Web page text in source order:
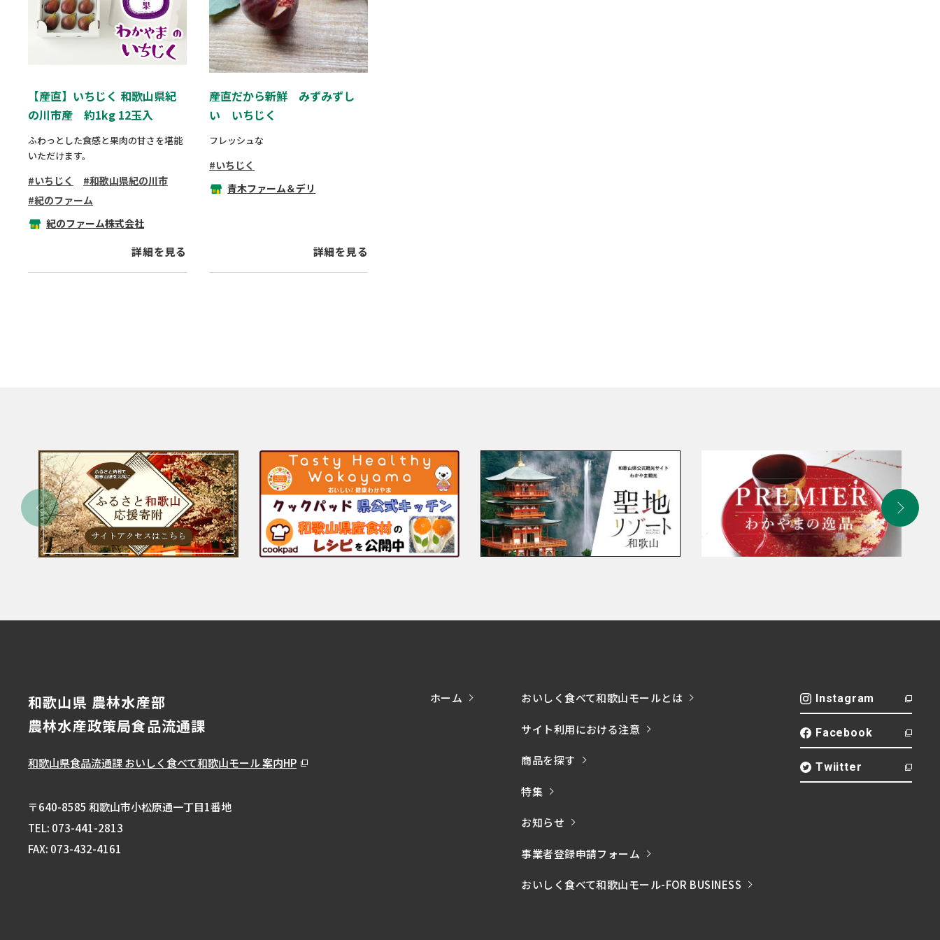
【産直】いちじく 和歌山県紀
の川市産 約1kg 12玉入
ふわっとした食感と果肉の甘さを堪能
いただけます。
いちじく
和歌山県紀の川市
紀のファーム
紀のファーム株式会社
詳細を見る
産直だから新鮮 みずみずし
い いちじく
フレッシュな
いちじく
青木ファーム＆デリ
詳細を見る
和歌山県 農林水産部
農林水産政策局食品流通課
和歌山県食品流通課おいしく食べて和歌山モール 案内HP
〒640-8585 和歌山市小松原通一丁目1番地
TEL: 073-441-2813
FAX: 073-432-4161
ホーム おいしく食べて和歌山モールとは
サイト利用における注意
商品を探す
特集
お知らせ
事業者登録申請フォーム
おいしく食べて和歌山モール-FOR BUSINESS
Instagram
Facebook
Twiitter